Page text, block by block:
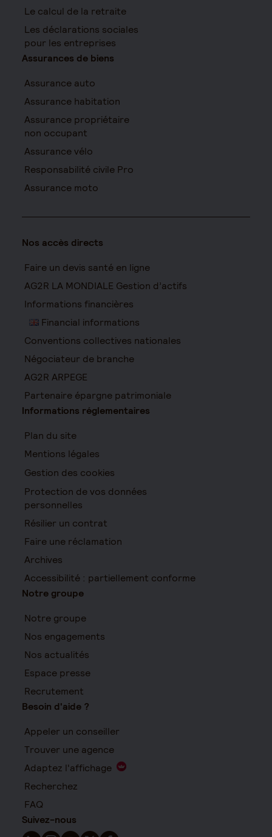
Le calcul de la retraite
Les déclarations sociales
pour les entreprises
Assurances de biens
Assurance auto
Assurance habitation
Assurance propriétaire
non occupant
Assurance vélo
Responsabilité civile Pro
Assurance moto
Nos accès directs
Faire un devis santé en ligne
AG2R LA MONDIALE Gestion d’actifs
Informations financières
Financial informations
Conventions collectives nationales
Négociateur de branche
AG2R ARPEGE
Partenaire épargne patrimoniale
Informations réglementaires
Plan du site
Mentions légales
Gestion des cookies
Protection de vos données
personnelles
Résilier un contrat
Faire une réclamation
Archives
Accessibilité : partiellement conforme
Notre groupe
Notre groupe
Nos engagements
Nos actualités
Espace presse
Recrutement
Besoin d'aide ?
Appeler un conseiller
Trouver une agence
Adaptez l'affichage
Recherchez
FAQ
Suivez-nous